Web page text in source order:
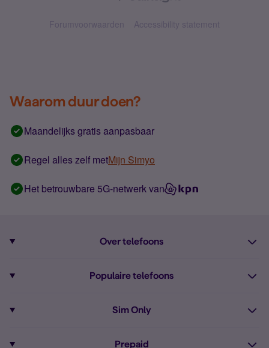
Forumvoorwaarden Accessibility statement
Waarom duur doen?
Maandelijks gratis aanpasbaar
Regel alles zelf metMijn Simyo
Het betrouwbare 5G-netwerk van
Over telefoons
Alle telefoons
Populaire telefoons
Sim Only
Prepaid